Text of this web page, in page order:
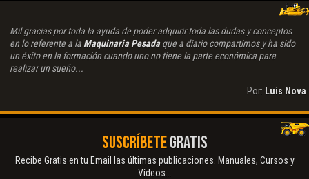
Mil gracias por toda la ayuda de poder adquirir toda las dudas y conceptos
en lo referente a la Maquinaria Pesadaque a diario compartimos y ha sido
un éxito en la formación cuando uno no tiene la parte económica para
realizar un sueño...
Por: Luis Nova
SUSCRÍBETEGRATIS
Recibe Gratis en tu Email las últimas publicaciones. Manuales, Cursos y
Vídeos...